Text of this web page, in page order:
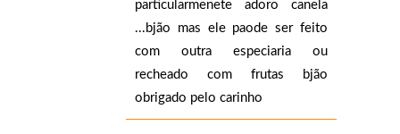
particularmenete adoro canela
...bjão mas ele paode ser feito
com outra especiaria ou
recheado com frutas bjão
obrigado pelo carinho